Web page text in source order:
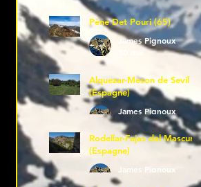
James Pignoux
7 juin
Pène Det Pouri (65)
James Pignoux
Alquezar-Meson de Sevil
(Espagne)
James Pignoux
25 mai
Rodellar-Fajas del Mascun
(Espagne)
James Pignoux
24 mai